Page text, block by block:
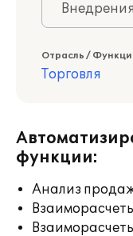
Отрасль /
Торговля
функции:
Анализ